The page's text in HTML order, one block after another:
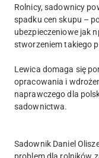
Rolnicy, sadownicy
spadku cen skupu –
ubezpieczeniowe jak
stworzeniem takiego
Lewica domaga się
opracowania i
naprawczego dla
sadownictwa.
Sadownik Daniel
problem dla rolników